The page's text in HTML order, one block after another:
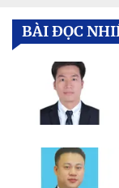
BÀI ĐỌC